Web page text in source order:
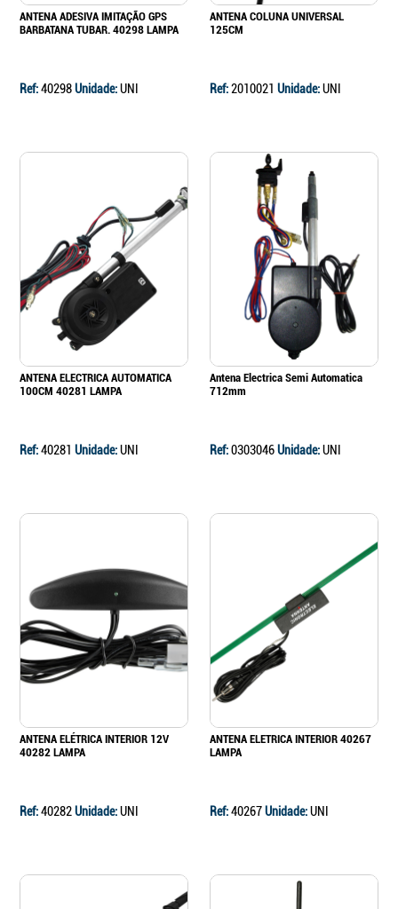
ANTENA ADESIVA IMITAÇÃO GPS
BARBATANA TUBAR. 40298 LAMPA
Ref:40298Unidade:UNI
ANTENA COLUNA UNIVERSAL
125CM
Ref:2010021 Unidade:UNI
ANTENA ELECTRICA AUTOMATICA
100CM 40281 LAMPA
Ref:40281 Unidade:UNI
Antena Electrica Semi Automatica
712mm
Ref:0303046Unidade:UNI
ANTENA ELÉTRICA INTERIOR 12V
40282 LAMPA
Ref:40282Unidade:UNI
ANTENA ELETRICA INTERIOR 40267
LAMPA
Ref:40267Unidade:UNI